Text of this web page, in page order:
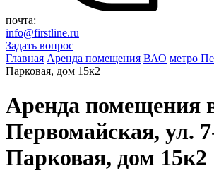
почта:
info@firstline.ru
Задать вопрос
Главная Аренда помещения ВАО метро
Парковая, дом 15к2
Аренда помещения
Первомайская, ул.
Парковая, дом 15к2